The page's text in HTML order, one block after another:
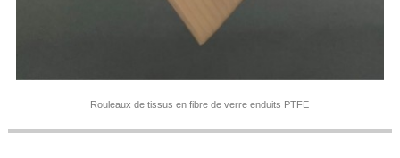
Rouleaux de tissus en fibre de verre enduits PTFE